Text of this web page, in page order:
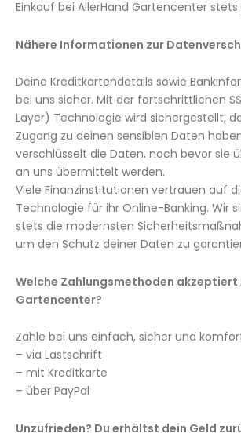
Einkauf bei AllerHand Gartencenter
Nähere Informationen zur
Deine Kreditkartendetails sowie
bei uns sicher. Mit der fortschrittlichen
Layer) Technologie wird sichergestellt,
Zugang zu deinen sensiblen Daten
verschlüsselt die Daten, noch bevor sie
an uns übermittelt werden.
Viele Finanzinstitutionen vertrauen auf
Technologie für ihr Online-Banking. Wir
stets die modernsten
um den Schutz deiner Daten zu
Welche Zahlungsmethoden akzeptiert
Gartencenter?
Zahle bei uns einfach, sicher und
– via Lastschrift
– mit Kreditkarte
– über PayPal
Unzufrieden? Du erhältst dein Geld